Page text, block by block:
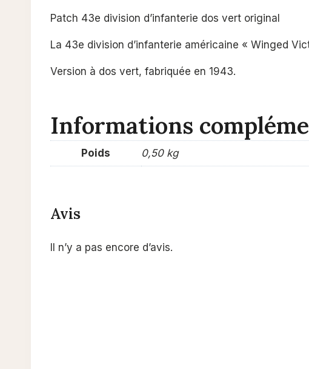
Patch 43e division d’infanterie dos vert original
La 43e division d’infanterie américaine « Winged
Version à dos vert, fabriquée en 1943.
Informations
Poids 0,50 kg
Avis
Il n’y a pas encore d’avis.